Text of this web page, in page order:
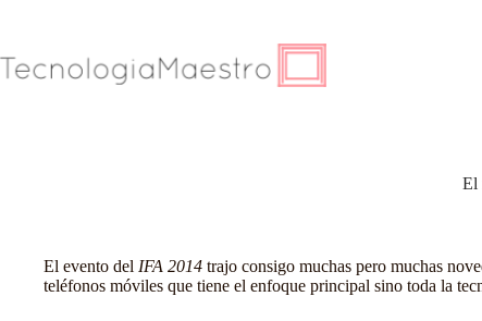
El
El evento del IFA 2014 trajo consigo muchas pero muchas
teléfonos móviles que tiene el enfoque principal sino toda la